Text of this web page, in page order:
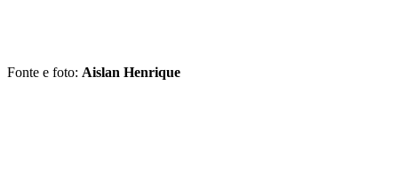
Fonte e foto: Aislan Henrique